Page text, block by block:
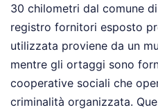
30 chilometri dal comune
registro fornitori esposto
utilizzata proviene da un
mentre gli ortaggi sono
cooperative sociali che
criminalità organizzata.